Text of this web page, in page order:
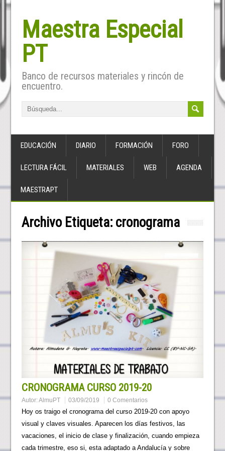
Maestra Especial
PT
Banco de recursos materiales y rincón de
encuentro.
EDUCACIÓN DIARIO FORMACIÓN FORO
LECTURA FÁCIL MATERIALES WEB AGENDA
MAESTRAPT
Archivo Etiqueta: cronograma
CRONOGRAMA CURSO 2019-20
Autor:AlmuPT 03/09/2019 0 Comentarios
Hoy os traigo el cronograma del curso 2019-20 con apoyo
visual y claves visuales. Aparecen los días festivos, las
vacaciones, el inicio de clase y finalización, cuando empieza
cada trimestre, eso si, esta adaptado a Andalucía y sobre